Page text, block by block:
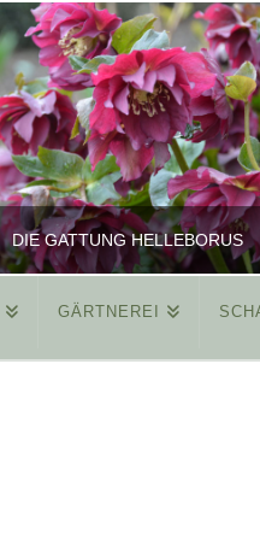
DIE GATTUNG HELLEBORUS
REINHARD
GÄRTNEREI